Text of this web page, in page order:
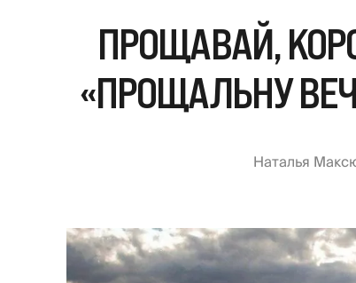
ПРОЩАВАЙ,
«ПРОЩАЛЬНУ
Наталья